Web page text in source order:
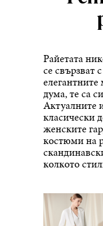
Райетата
се свързват
дума, те са
Актуалните
класически
женските
костюми на
колкото